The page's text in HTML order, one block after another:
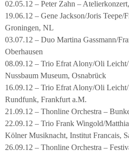
02.05.12 – Peter Zahn –
19.06.12 – Gene Jackson/Joris
Groningen, NL
03.07.12 – Duo Martina Gassmann/
Oberhausen
08.09.12 – Trio Efrat Alony/Oli
Nussbaum Museum, Osnabrück
16.09.12 – Trio Efrat Alony/Oli
Rundfunk, Frankfurt a.M.
21.09.12 – Thonline Orchestra –
22.09.12 – Trio Frank Wingold/
Kölner Musiknacht, Institut Francais,
26.09.12 – Thonline Orchestra –